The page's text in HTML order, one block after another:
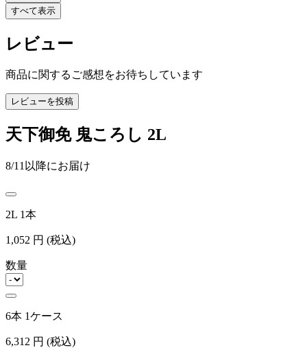
すべて表示
レビュー
商品に関するご感想をお待ちしています
レビューを投稿
天下御免 鬼ころし 2L
8/11以降にお届け
2L 1本
1,052 円 (税込)
数量
6本 1ケース
6,312 円 (税込)